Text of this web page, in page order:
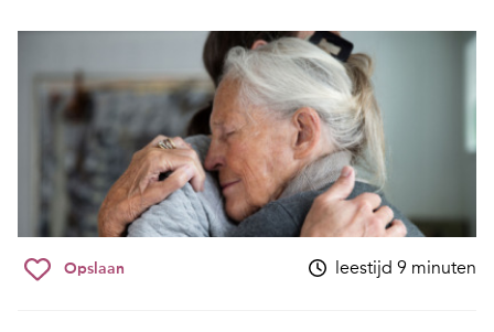
Opslaan leestijd 9 minuten